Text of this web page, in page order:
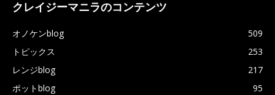
クレイジーマニラのコンテンツ
オノケンblog
509
トピックス
253
レンジblog
217
ポットblog
95